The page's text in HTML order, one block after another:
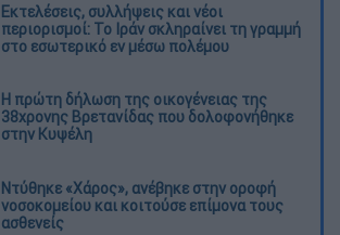
Εκτελέσεις, συλλήψεις και νέοι
περιορισμοί: Το Ιράν σκληραίνει τη γραμμή
στο εσωτερικό εν μέσω πολέμου
Η πρώτη δήλωση της οικογένειας της
38χρονης Βρετανίδας που δολοφονήθηκε
στην Κυψέλη
Ντύθηκε «Χάρος», ανέβηκε στην οροφή
νοσοκομείου και κοιτούσε επίμονα τους
ασθενείς